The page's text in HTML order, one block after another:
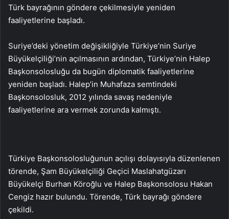
Türk bayrağının göndere çekilmesiyle yeniden
faaliyetlerine başladı.
Suriye’deki yönetim değişikliğiyle Türkiye’nin Suriye
Büyükelçiliği’nin açılmasının ardından, Türkiye’nin Halep
Başkonsolosluğu da bugün diplomatik faaliyetlerine
yeniden başladı. Halep’in Muhafaza semtindeki
Başkonsolosluk, 2012 yılında savaş nedeniyle
faaliyetlerine ara vermek zorunda kalmıştı.
Türkiye Başkonsolosluğunun açılışı dolayısıyla düzenlenen
törende, Şam Büyükelçiliği Geçici Maslahatgüzarı
Büyükelçi Burhan Köroğlu ve Halep Başkonsolosu Hakan
Cengiz hazır bulundu. Törende, Türk bayrağı göndere
çekildi.